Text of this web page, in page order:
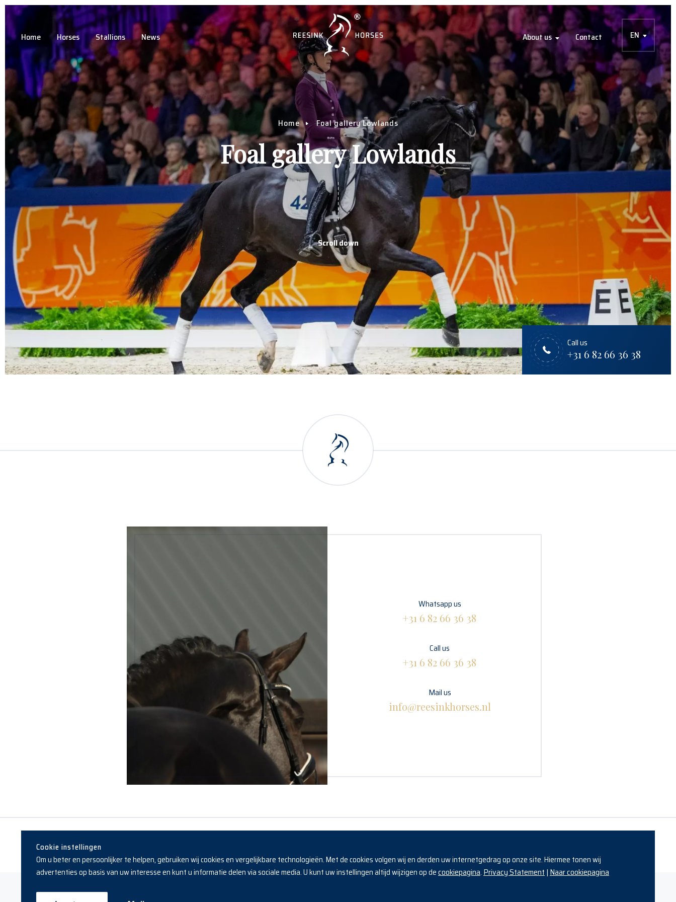
Home Horses Stallions News About us Contact EN
Home Foal gallery Lowlands
Foal gallery Lowlands
Scroll down
Call us
+31 6 82 66 36 38
Whatsapp us
+31 6 82 66 36 38
Call us
+31 6 82 66 36 38
Mail us
info@reesinkhorses.nl
Cookie instellingen
Om u beter en persoonlijker te helpen, gebruiken wij cookies en vergelijkbare technologieën. Met de cookies volgen wij en derden uw internetgedrag op onze site. Hiermee tonen wij
advertenties op basis van uw interesse en kunt u informatie delen via sociale media. U kunt uw instellingen altijd wijzigen op decookiepagina.Privacy Statement|Naar cookiepagina